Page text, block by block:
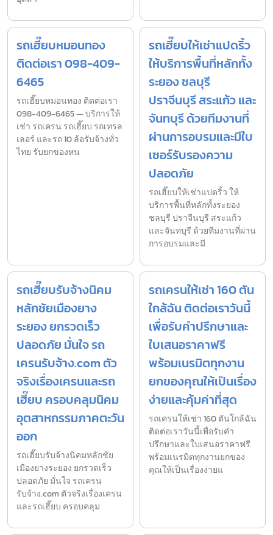
รถเฮี๊ยบหมอนทอง
ติดต่อเรา 098-409-
6465
รถเฮี๊ยบหมอนทอง ติดต่อเรา
098-409-6465 — บริการให้
เช่า รถเครน รถเฮี๊ยบ รถเทรล
เลอร์ และรถ 10 ล้อรับจ้างทั่ว
ไทย รับยกของหน
รถเฮี๊ยบให้เช่าแปดริ้ว
ให้บริการพื้นที่หลักทั้ง
ระยอง ชลบุรี
ปราจีนบุรี สระแก้ว และ
จันทบุรี ด้วยทีมงานที่
ผ่านการอบรมและมีใบ
เซอร์รับรองความ
ปลอดภัย
รถเฮี๊ยบให้เช่าแปดริ้ว ให้
บริการพื้นที่หลักทั้งระยอง
ชลบุรี ปราจีนบุรี สระแก้ว
และจันทบุรี ด้วยทีมงานที่ผ่าน
การอบรมและมี
รถเฮี๊ยบรับจ้างนิคม
หลักชัยเมืองยาง
ระยอง ยกรวดเร็ว
ปลอดภัย มั่นใจ รถ
เครนรับจ้าง.com ตัว
จริงเรื่องเครนและรถ
เฮี๊ยบ ครอบคลุมนิคม
อุตสาหกรรมภาคตะวัน
ออก
รถเฮี๊ยบรับจ้างนิคมหลักชัย
เมืองยางระยอง ยกรวดเร็ว
ปลอดภัย มั่นใจ รถเครน
รับจ้าง.com ตัวจริงเรื่องเครน
และรถเฮี๊ยบ ครอบคลุม
รถเครนให้เช่า 160 ตัน
ใกล้ฉัน ติดต่อเราวันนี้
เพื่อรับคำปรึกษาและ
ใบเสนอราคาฟรี
พร้อมเนรมิตทุกงาน
ยกของคุณให้เป็นเรื่อง
ง่ายและคุ้มค่าที่สุด
รถเครนให้เช่า 160 ตันใกล้ฉัน
ติดต่อเราวันนี้เพื่อรับคำ
ปรึกษาและใบเสนอราคาฟรี
พร้อมเนรมิตทุกงานยกของ
คุณให้เป็นเรื่องง่ายแ